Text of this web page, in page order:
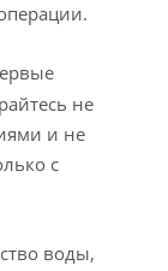
не
и не
с
воды,